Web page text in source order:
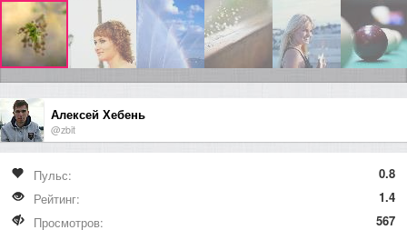
Алексей Хебень
@zbit
Пульс:
0.8
Рейтинг:
1.4
Просмотров:
567